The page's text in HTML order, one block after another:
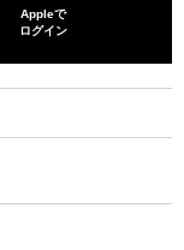
Appleで
ログイン